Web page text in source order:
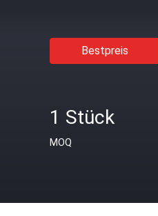
Bestpreis
1 Stück
MOQ